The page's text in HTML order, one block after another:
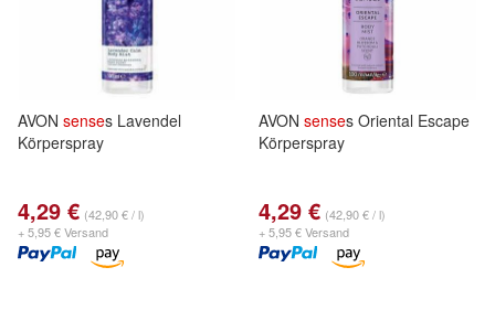
AVON senses Lavendel
Körperspray
4,29 € (42,90 € / l)
+ 5,95 € Versand
AVON senses Oriental Escape
Körperspray
4,29 € (42,90 € / l)
+ 5,95 € Versand